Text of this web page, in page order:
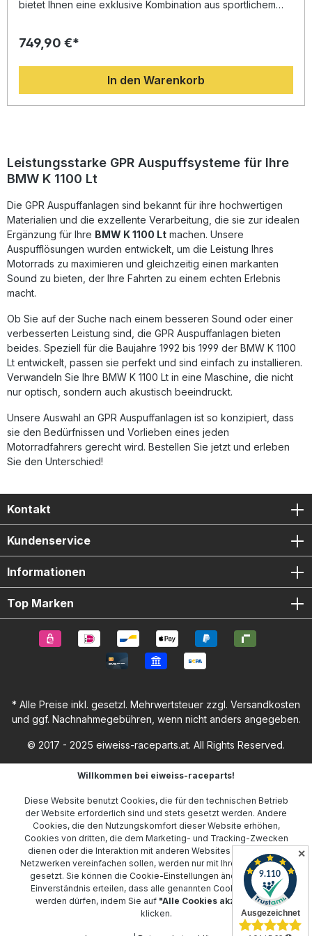
bietet Ihnen eine exklusive Kombination aus sportlichem
Erfahrung aus der Motorrad-Weltmeisterschaft, sorgt das
Leistungssteigerung gegenüber der Serie. Das geringere
Gewicht und der tiefere Sound verwandeln jede Fahrt in
ein echtes Erlebnis. Das Kit ist komplett straßenzugelassen
(homologiert) und verfügt über herausnehmbare db-Killer.
Qualitätsstandards (DIN-zertifiziert). So profitieren Sie
dauerhaft von einer langlebigen und präzise verarbeiteten
Auspuffanlage mit kraftvollem Soundcharakter – legal und
Drehmoment Tiefer, sportlicher Sound mit
herausnehmbarem db-Killer E-Zulassung (legal im
Straßenverkehr) Plug-and-Play-Montage –
fahrzeugspezifisches Zubehör enthalten Gefertigt in Italien
nach DIN-Zertifizierung Lieferumfang: 2x GPR Deeptone
Black Schalldämpfer Halterungen und
fahrzeugspezifisches Montagematerial db-Killer
749,90 €*
In den Warenkorb
Leistungsstarke GPR Auspuffsysteme für Ihre
BMW K 1100 Lt
Die GPR Auspuffanlagen sind bekannt für ihre hochwertigen
Materialien und die exzellente Verarbeitung, die sie zur idealen
Ergänzung für Ihre BMW K 1100 Lt machen. Unsere
Auspufflösungen wurden entwickelt, um die Leistung Ihres
Motorrads zu maximieren und gleichzeitig einen markanten
Sound zu bieten, der Ihre Fahrten zu einem echten Erlebnis
macht.
Ob Sie auf der Suche nach einem besseren Sound oder einer
verbesserten Leistung sind, die GPR Auspuffanlagen bieten
beides. Speziell für die Baujahre 1992 bis 1999 der BMW K 1100
Lt entwickelt, passen sie perfekt und sind einfach zu installieren.
Verwandeln Sie Ihre BMW K 1100 Lt in eine Maschine, die nicht
nur optisch, sondern auch akustisch beeindruckt.
Unsere Auswahl an GPR Auspuffanlagen ist so konzipiert, dass
sie den Bedürfnissen und Vorlieben eines jeden
Motorradfahrers gerecht wird. Bestellen Sie jetzt und erleben
Sie den Unterschied!
Kontakt
Kundenservice
Informationen
Top Marken
* Alle Preise inkl. gesetzl. Mehrwertsteuer zzgl. Versandkosten
und ggf. Nachnahmegebühren, wenn nicht anders angegeben.
© 2017 - 2025 eiweiss-raceparts.at. All Rights Reserved.
Willkommen bei eiweiss-raceparts!
Diese Website benutzt Cookies, die für den technischen Betrieb
der Website erforderlich sind und stets gesetzt werden. Andere
Cookies, die den Nutzungskomfort dieser Website erhöhen,
Cookies von dritten, die dem Marketing- und Tracking-Zwecken
dienen oder die Interaktion mit anderen Websites und sozialen
Netzwerken vereinfachen sollen, werden nur mit Ihrer Zustimmung
gesetzt. Sie können die Cookie-Einstellungen ändern oder Ihr
Einverständnis erteilen, dass alle genannten Cookies gesetzt
werden dürfen, indem Sie auf "Alle Cookies akzeptieren"
klicken.
✕